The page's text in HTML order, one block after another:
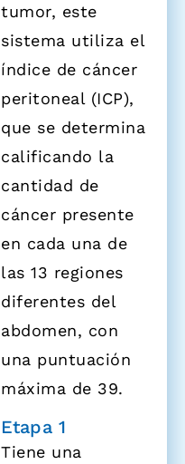
tumor, este
sistema utiliza el
índice de cáncer
peritoneal (ICP),
que se determina
calificando la
cantidad de
cáncer presente
en cada una de
las 13 regiones
diferentes del
abdomen, con
una puntuación
máxima de 39.
Etapa 1
Tiene una